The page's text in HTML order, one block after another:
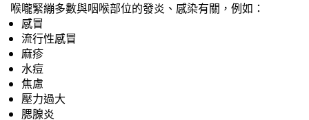
喉嚨緊繃多數與咽喉部位的發炎、感染有關，例如：
感冒
流行性感冒
麻疹
水痘
焦慮
壓力過大
腮腺炎